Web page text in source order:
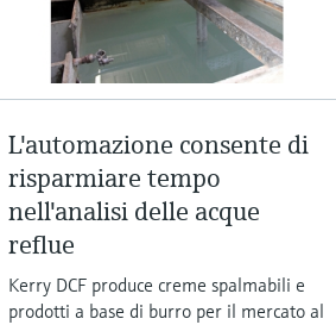
L'automazione consente di
risparmiare tempo
nell'analisi delle acque
reflue
Kerry DCF produce creme spalmabili e
prodotti a base di burro per il mercato al